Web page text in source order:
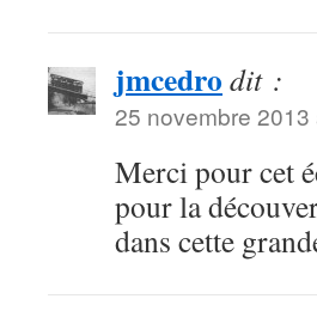
jmcedro dit :
25 novembre 2013
Merci pour cet
pour la
dans cette